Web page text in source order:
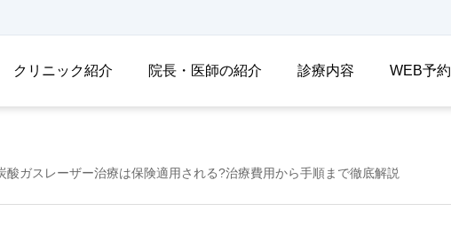
クリニック紹介 院長・医師の紹介 診療内容 WEB予約
酸ガスレーザー治療は保険適用される?治療費用から手順まで徹底解説